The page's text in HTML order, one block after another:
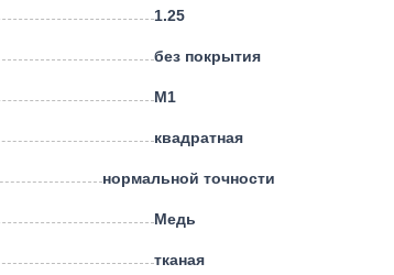
1.25
без покрытия
М1
квадратная
нормальной точности
Медь
тканая